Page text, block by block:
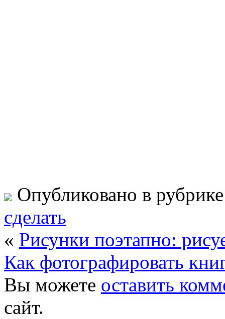
Опубликовано в
сделать
« Рисунки поэтапно:
Как фотографировать
Вы можете оставить
сайт.